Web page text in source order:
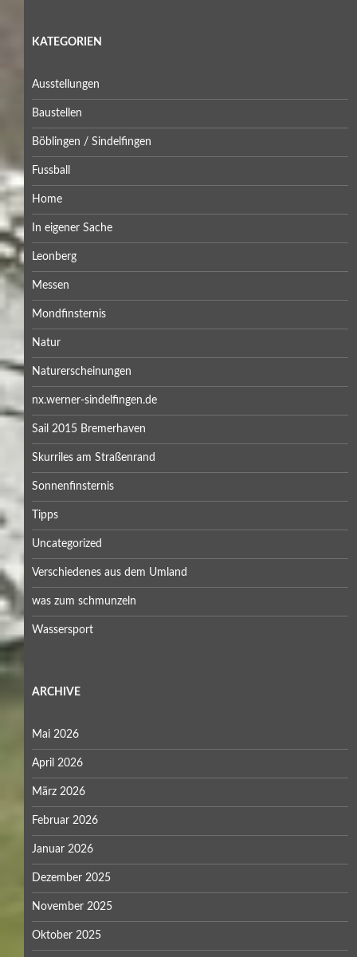
KATEGORIEN
Ausstellungen
Baustellen
Böblingen / Sindelfingen
Fussball
Home
In eigener Sache
Leonberg
Messen
Mondfinsternis
Natur
Naturerscheinungen
nx.werner-sindelfingen.de
Sail 2015 Bremerhaven
Skurriles am Straßenrand
Sonnenfinsternis
Tipps
Uncategorized
Verschiedenes aus dem Umland
was zum schmunzeln
Wassersport
ARCHIVE
Mai 2026
April 2026
März 2026
Februar 2026
Januar 2026
Dezember 2025
November 2025
Oktober 2025